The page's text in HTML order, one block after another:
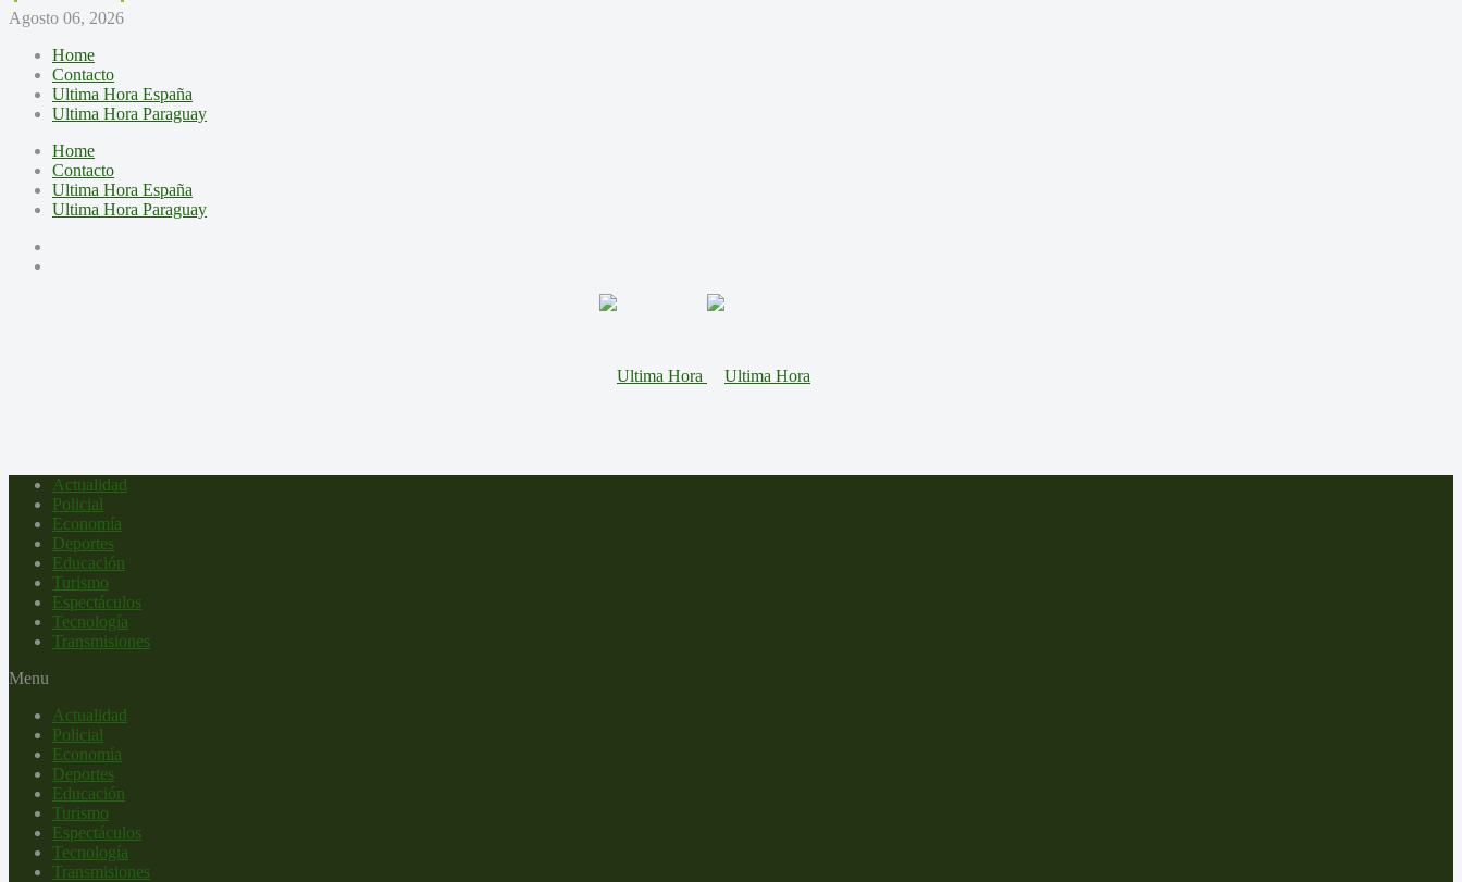
Agosto 06, 2026
Home
Contacto
Ultima Hora España
Ultima Hora Paraguay
Home
Contacto
Ultima Hora España
Ultima Hora Paraguay
Actualidad
Policial
Economía
Deportes
Educación
Turismo
Espectáculos
Tecnología
Transmisiones
Menu
Actualidad
Policial
Economía
Deportes
Educación
Turismo
Espectáculos
Tecnología
Transmisiones